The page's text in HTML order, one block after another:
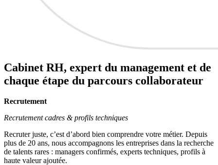
Cabinet RH, expert du management et de
chaque étape du parcours collaborateur
Recrutement
Recrutement cadres & profils techniques
Recruter juste, c’est d’abord bien comprendre votre métier. Depuis
plus de 20 ans, nous accompagnons les entreprises dans la recherche
de talents rares : managers confirmés, experts techniques, profils à
haute valeur ajoutée.